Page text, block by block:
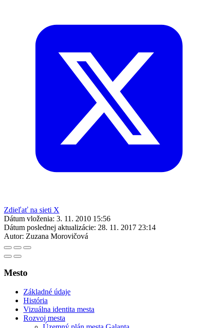
Zdieľať na sieti X
Dátum vloženia: 3. 11. 2010 15:56
Dátum poslednej aktualizácie: 28. 11. 2017 23:14
Autor: Zuzana Morovičová
Mesto
Základné údaje
História
Vizuálna identita mesta
Rozvoj mesta